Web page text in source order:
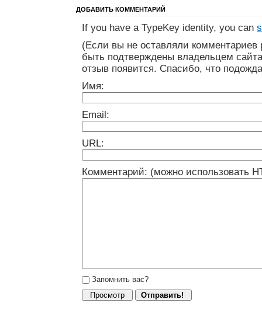
ДОБАВИТЬ КОММЕНТАРИЙ
If you have a TypeKey identity, you can
(Если вы не оставляли
быть подтверждены владельцем
отзыв появится. Спасибо, что
Имя:
Email:
URL:
Комментарий: (можно использовать
Запомнить вас?